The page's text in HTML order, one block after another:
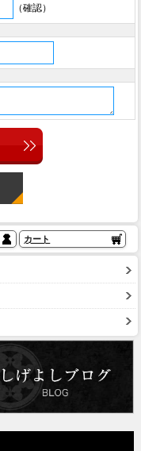
（確認）
カート